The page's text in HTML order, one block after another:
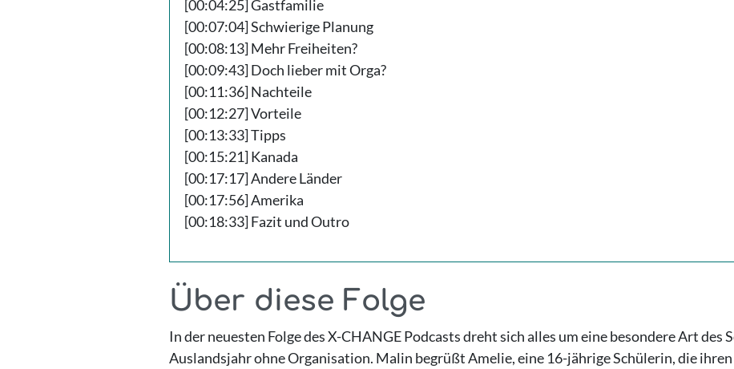
[00:04:25] Gastfamilie
[00:07:04] Schwierige Planung
[00:08:13] Mehr Freiheiten?
[00:09:43] Doch lieber mit Orga?
[00:11:36] Nachteile
[00:12:27] Vorteile
[00:13:33] Tipps
[00:15:21] Kanada
[00:17:17] Andere Länder
[00:17:56] Amerika
[00:18:33] Fazit und Outro
Über diese Folge
In der neuesten Folge des X-CHANGE Podcasts dreht sich alles um eine besondere Art des
Auslandsjahr ohne Organisation. Malin begrüßt Amelie, eine 16-jährige Schülerin, die